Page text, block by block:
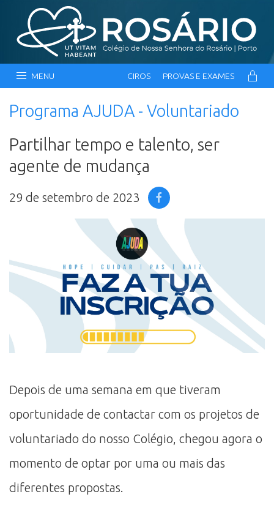
MENU CIROS PROVAS E EXAMES
Programa AJUDA - Voluntariado
Partilhar tempo e talento, ser
agente de mudança
29 de setembro de 2023
Depois de uma semana em que tiveram
oportunidade de contactar com os projetos de
voluntariado do nosso Colégio, chegou agora o
momento de optar por uma ou mais das
diferentes propostas.